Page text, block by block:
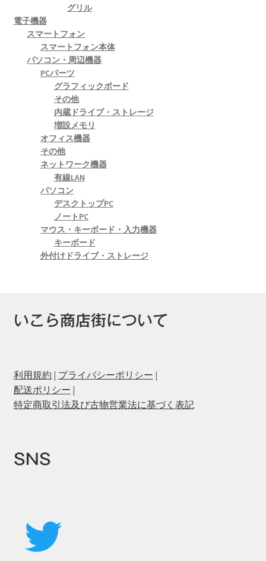
グリル
電子機器
スマートフォン
スマートフォン本体
パソコン・周辺機器
PCパーツ
グラフィックボード
その他
内蔵ドライブ・ストレージ
増設メモリ
オフィス機器
その他
ネットワーク機器
有線LAN
パソコン
デスクトップPC
ノートPC
マウス・キーボード・入力機器
キーボード
外付けドライブ・ストレージ
いこら商店街について
利用規約 | プライバシーポリシー |
配送ポリシー |
特定商取引法及び古物営業法に基づく表記
SNS